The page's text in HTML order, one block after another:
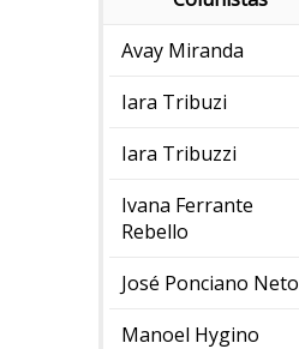
Avay Miranda
Iara Tribuzi
Iara Tribuzzi
Ivana Ferrante
Rebello
José Ponciano Neto
Manoel Hygino